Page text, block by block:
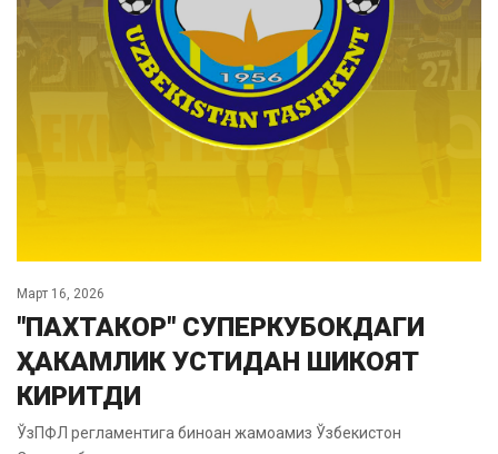
Март 16, 2026
"ПАХТАКОР" СУПЕРКУБОКДАГИ
ҲАКАМЛИК УСТИДАН ШИКОЯТ
КИРИТДИ
ЎзПФЛ регламентига биноан жамоамиз Ўзбекистон